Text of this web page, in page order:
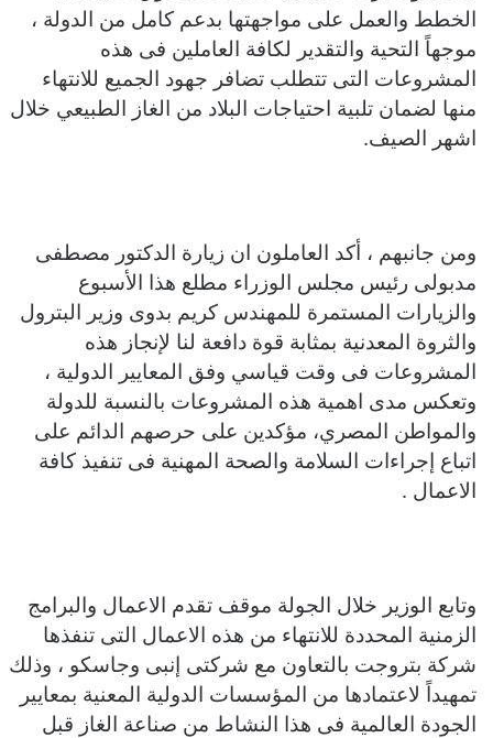
الخطط والعمل على مواجهتها بدعم كامل من الدولة ،
موجهاً التحية والتقدير لكافة العاملين فى هذه
المشروعات التى تتطلب تضافر جهود الجميع للانتهاء
منها لضمان تلبية احتياجات البلاد من الغاز الطبيعي خلال
اشهر الصيف.
ومن جانبهم ، أكد العاملون ان زيارة الدكتور مصطفى
مدبولى رئيس مجلس الوزراء مطلع هذا الأسبوع
والزيارات المستمرة للمهندس كريم بدوى وزير البترول
والثروة المعدنية بمثابة قوة دافعة لنا لإنجاز هذه
المشروعات فى وقت قياسي وفق المعايير الدولية ،
وتعكس مدى اهمية هذه المشروعات بالنسبة للدولة
والمواطن المصري، مؤكدين على حرصهم الدائم على
اتباع إجراءات السلامة والصحة المهنية فى تنفيذ كافة
الاعمال .
وتابع الوزير خلال الجولة موقف تقدم الاعمال والبرامج
الزمنية المحددة للانتهاء من هذه الاعمال التى تنفذها
شركة بتروجت بالتعاون مع شركتى إنبى وجاسكو ، وذلك
تمهيداً لاعتمادها من المؤسسات الدولية المعنية بمعايير
الجودة العالمية فى هذا النشاط من صناعة الغاز قبل